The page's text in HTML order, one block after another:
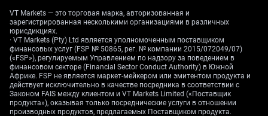
начала года. Мы рассматриваем покупку колл-
опционов на индекс, чтобы получить плечевую
экспозицию к потенциальному ралли,
подпитываемому этим позитивным экономическим
импульсом.
VT Markets — это торговая марка, авторизованная и
зарегистрированная несколькими организациями в различных
юрисдикциях.
· VT Markets (Pty) Ltd является уполномоченным поставщиком
финансовых услуг (FSP № 50865, рег. № компании 2015/072049/07)
(«FSP»), регулируемым Управлением по надзору за поведением в
финансовом секторе (Financial Sector Conduct Authority) в Южной
Африке. FSP не является маркет-мейкером или эмитентом продукта и
действует исключительно в качестве посредника в соответствии с
Законом FAIS между клиентом и VT Markets Limited («Поставщик
продукта»), оказывая только посреднические услуги в отношении
производных продуктов, предлагаемых Поставщиком продукта.